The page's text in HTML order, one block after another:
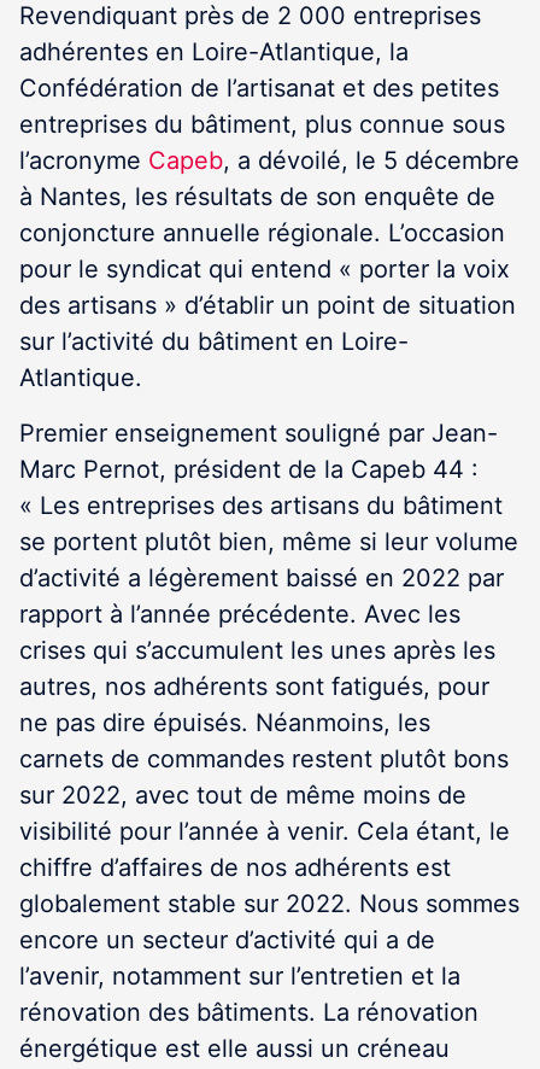
Revendiquant près de 2 000 entreprises
adhérentes en Loire-Atlantique, la
Confédération de l’artisanat et des petites
entreprises du bâtiment, plus connue sous
l’acronyme Capeb, a dévoilé, le 5 décembre
à Nantes, les résultats de son enquête de
conjoncture annuelle régionale. L’occasion
pour le syndicat qui entend « porter la voix
des artisans » d’établir un point de situation
sur l’activité du bâtiment en Loire-
Atlantique.
Premier enseignement souligné par Jean-
Marc Pernot, président de la Capeb 44 :
« Les entreprises des artisans du bâtiment
se portent plutôt bien, même si leur volume
d’activité a légèrement baissé en 2022 par
rapport à l’année précédente. Avec les
crises qui s’accumulent les unes après les
autres, nos adhérents sont fatigués, pour
ne pas dire épuisés. Néanmoins, les
carnets de commandes restent plutôt bons
sur 2022, avec tout de même moins de
visibilité pour l’année à venir. Cela étant, le
chiffre d’affaires de nos adhérents est
globalement stable sur 2022. Nous sommes
encore un secteur d’activité qui a de
l’avenir, notamment sur l’entretien et la
rénovation des bâtiments. La rénovation
énergétique est elle aussi un créneau